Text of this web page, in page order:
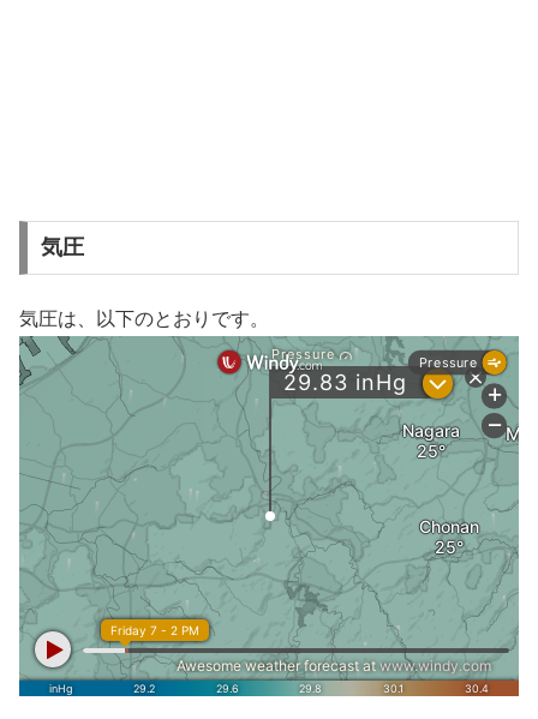
気圧
気圧は、以下のとおりです。